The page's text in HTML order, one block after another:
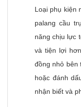
Loại phụ kiện
palang cầu
năng chịu lực
và tiện lợi
đồng nhỏ bên
hoặc đánh
nhận biết và